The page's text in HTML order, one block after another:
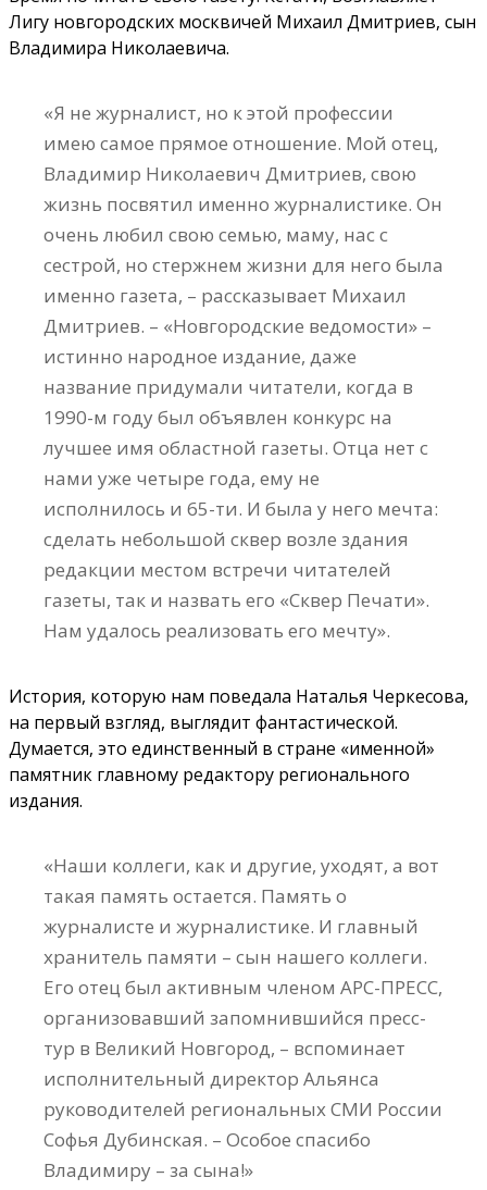
Лигу новгородских москвичей Михаил Дмитриев, сын
Владимира Николаевича.
«Я не журналист, но к этой профессии
имею самое прямое отношение. Мой отец,
Владимир Николаевич Дмитриев, свою
жизнь посвятил именно журналистике. Он
очень любил свою семью, маму, нас с
сестрой, но стержнем жизни для него была
именно газета, – рассказывает Михаил
Дмитриев. – «Новгородские ведомости» –
истинно народное издание, даже
название придумали читатели, когда в
1990-м году был объявлен конкурс на
лучшее имя областной газеты. Отца нет с
нами уже четыре года, ему не
исполнилось и 65-ти. И была у него мечта:
сделать небольшой сквер возле здания
редакции местом встречи читателей
газеты, так и назвать его «Сквер Печати».
Нам удалось реализовать его мечту».
История, которую нам поведала Наталья Черкесова,
на первый взгляд, выглядит фантастической.
Думается, это единственный в стране «именной»
памятник главному редактору регионального
издания.
«Наши коллеги, как и другие, уходят, а вот
такая память остается. Память о
журналисте и журналистике. И главный
хранитель памяти – сын нашего коллеги.
Его отец был активным членом АРС-ПРЕСС,
организовавший запомнившийся пресс-
тур в Великий Новгород, – вспоминает
исполнительный директор Альянса
руководителей региональных СМИ России
Софья Дубинская. – Особое спасибо
Владимиру – за сына!»